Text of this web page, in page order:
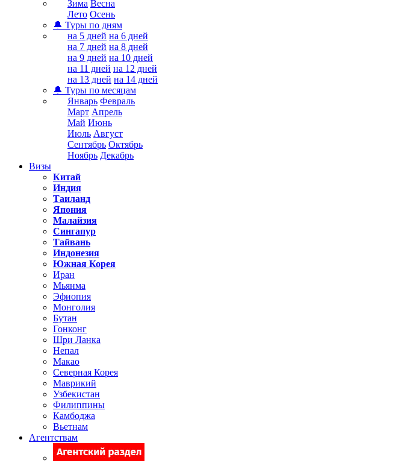
Зима Весна
Лето Осень
🔔 Туры по дням
на 5 дней на 6 дней
на 7 дней на 8 дней
на 9 дней на 10 дней
на 11 дней на 12 дней
на 13 дней на 14 дней
🔔 Туры по месяцам
Январь Февраль
Март Апрель
Май Июнь
Июль Август
Сентябрь Октябрь
Ноябрь Декабрь
Визы
Китай
Индия
Таиланд
Япония
Малайзия
Сингапур
Тайвань
Индонезия
Южная Корея
Иран
Мьянма
Эфиопия
Монголия
Бутан
Гонконг
Шри Ланка
Непал
Макао
Северная Корея
Маврикий
Узбекистан
Филиппины
Камбоджа
Вьетнам
Агентствам